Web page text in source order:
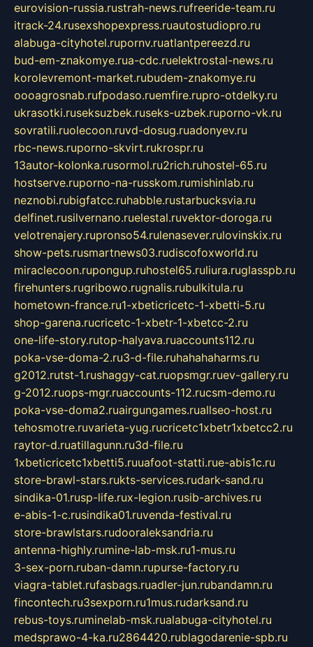
eurovision-russia.rustrah-news.rufreeride-team.ru
itrack-24.rusexshopexpress.ruautostudiopro.ru
alabuga-cityhotel.rupornv.ruatlantpereezd.ru
bud-em-znakomye.rua-cdc.ruelektrostal-news.ru
korolevremont-market.rubudem-znakomye.ru
oooagrosnab.rufpodaso.ruemfire.rupro-otdelky.ru
ukrasotki.ruseksuzbek.ruseks-uzbek.ruporno-vk.ru
sovratili.ruolecoon.ruvd-dosug.ruadonyev.ru
rbc-news.ruporno-skvirt.rukrospr.ru
13autor-kolonka.rusormol.ru2rich.ruhostel-65.ru
hostserve.ruporno-na-russkom.rumishinlab.ru
neznobi.rubigfatcc.ruhabble.rustarbucksvia.ru
delfinet.rusilvernano.ruelestal.ruvektor-doroga.ru
velotrenajery.rupronso54.rulenasever.rulovinskix.ru
show-pets.rusmartnews03.rudiscofoxworld.ru
miraclecoon.rupongup.ruhostel65.ruliura.ruglasspb.ru
firehunters.rugribowo.rugnalis.rubulkitula.ru
hometown-france.ru1-xbeticricetc-1-xbetti-5.ru
shop-garena.rucricetc-1-xbetr-1-xbetcc-2.ru
one-life-story.rutop-halyava.ruaccounts112.ru
poka-vse-doma-2.ru3-d-file.ruhahahaharms.ru
g2012.rutst-1.rushaggy-cat.ruopsmgr.ruev-gallery.ru
g-2012.ruops-mgr.ruaccounts-112.rucsm-demo.ru
poka-vse-doma2.ruairgungames.ruallseo-host.ru
tehosmotre.ruvarieta-yug.rucricetc1xbetr1xbetcc2.ru
raytor-d.ruatillagunn.ru3d-file.ru
1xbeticricetc1xbetti5.ruuafoot-statti.rue-abis1c.ru
store-brawl-stars.rukts-services.rudark-sand.ru
sindika-01.rusp-life.rux-legion.rusib-archives.ru
e-abis-1-c.rusindika01.ruvenda-festival.ru
store-brawlstars.rudooraleksandria.ru
antenna-highly.rumine-lab-msk.ru1-mus.ru
3-sex-porn.ruban-damn.rupurse-factory.ru
viagra-tablet.rufasbags.ruadler-jun.rubandamn.ru
fincontech.ru3sexporn.ru1mus.rudarksand.ru
rebus-toys.ruminelab-msk.rualabuga-cityhotel.ru
medsprawo-4-ka.ru2864420.rublagodarenie-spb.ru